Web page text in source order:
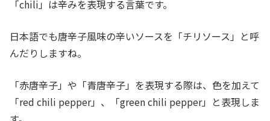
「chili」は辛みを表現する言葉です。
日本語でも唐辛子風味の辛いソースを「チリソース」と呼
んだりしますね。
「赤唐辛子」や「青唐辛子」を表現する際は、色を加えて
「red chili pepper」、「green chili pepper」と表現しま